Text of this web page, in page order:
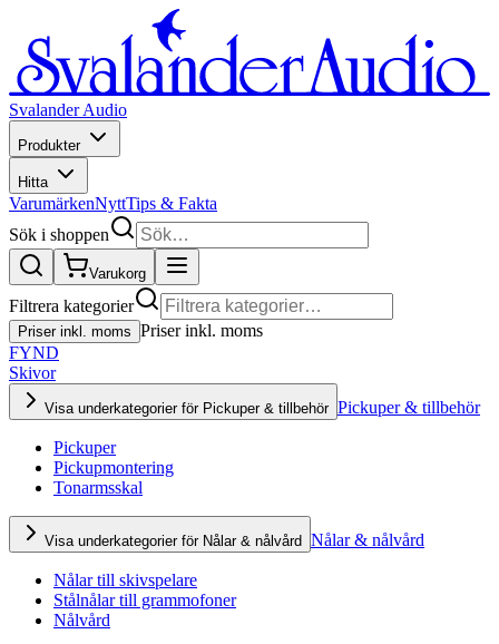
Svalander Audio
Produkter
Hitta
VarumärkenNyttTips & Fakta
Sök i shoppen
Varukorg
Filtrera kategorier
Priser inkl. moms Priser inkl. moms
FYND
Skivor
Visa underkategorier för Pickuper & tillbehör Pickuper & tillbehör
Pickuper
Pickupmontering
Tonarmsskal
Visa underkategorier för Nålar & nålvård Nålar & nålvård
Nålar till skivspelare
Stålnålar till grammofoner
Nålvård